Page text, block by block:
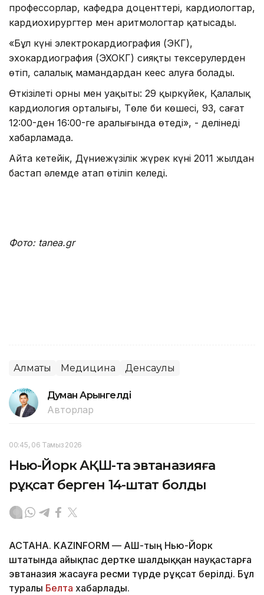
профессорлар, кафедра доценттері, кардиологтар,
кардиохирургтер мен аритмологтар қатысады.
«Бұл күні электрокардиография (ЭКГ),
эхокардиография (ЭХОКГ) сияқты тексерулерден
өтіп, салалық мамандардан кеңес алуға болады.
Өткізілеті орны мен уақыты: 29 қыркүйек, Қалалық
кардиология орталығы, Төле би көшесі, 93, сағат
12:00-ден 16:00-ге аралығында өтеді», - делінеді
хабарламада.
Айта кетейік, Дүниежүзілік жүрек күні 2011 жылдан
бастап әлемде атап өтіліп келеді.
Фото: tanea.gr
Алматы Медицина Денсаулық
Думан Арғынгелді
Авторлар
00:45, 06 Тамыз 2026
Нью-Йорк АҚШ-та эвтаназияға
рұқсат берген 14-штат болды
АСТАНА. KAZINFORM — АҚШ-тың Нью-Йорк
штатында айықпас дертке шалдыққан науқастарға
эвтаназия жасауға ресми түрде рұқсат берілді. Бұл
туралы Белта хабарлады.